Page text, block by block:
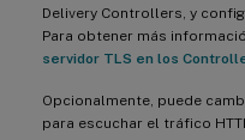
Delivery Controllers, y
Para obtener más
servidor TLS en los
Opcionalmente, puede
para escuchar el tráfico